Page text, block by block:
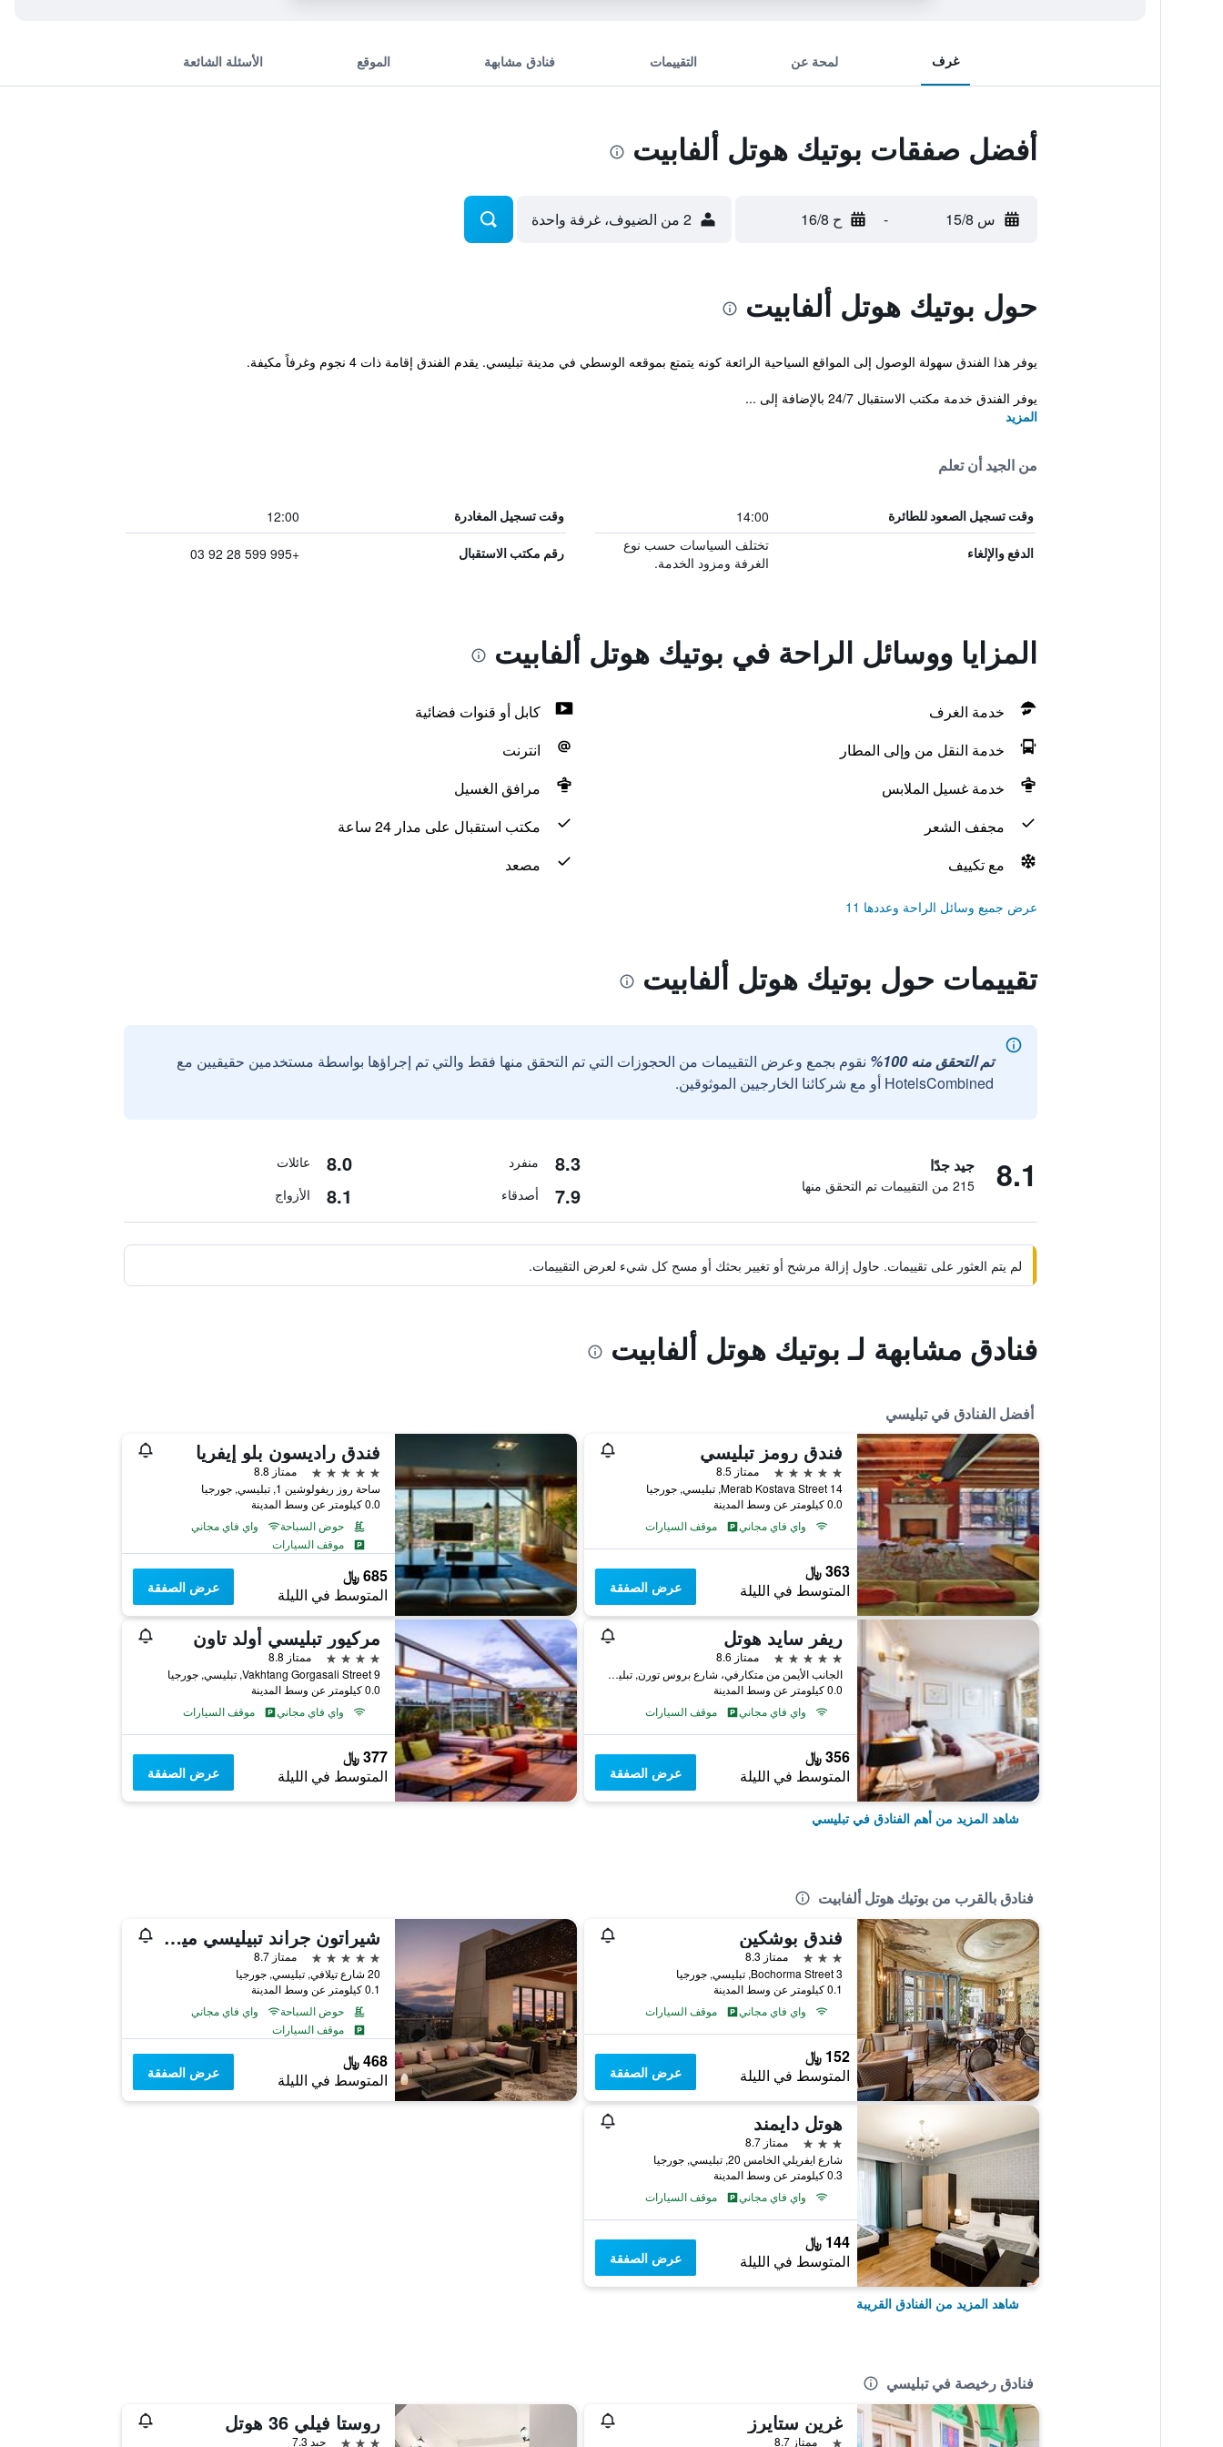
غرف لمحة عن التقييمات فنادق مشابهة الموقع الأسئلة الشائعة
أفضل صفقات بوتيك هوتل ألفابيت
س 15/8 - ح 16/8 2 من الضيوف، غرفة واحدة
حول بوتيك هوتل ألفابيت
يوفر هذا الفندق سهولة الوصول إلى المواقع السياحية الرائعة كونه يتمتع بموقعه الوسطي في مدينة تبليسي. يقدم الفندق إقامة ذات 4 نجوم وغرفاً مكيفة.
يوفر الفندق خدمة مكتب الاستقبال 24/7 بالإضافة إلى ...
المزيد
من الجيد أن تعلم
وقت تسجيل الصعود للطائرة 14:00 وقت تسجيل المغادرة 12:00
الدفع والإلغاء
تختلف السياسات حسب نوع
الغرفة ومزود الخدمة.
رقم مكتب الاستقبال +995 599 28 92 03
المزايا ووسائل الراحة في بوتيك هوتل ألفابيت
خدمة الغرف
كابل أو قنوات فضائية
خدمة النقل من وإلى المطار
انترنت
خدمة غسيل الملابس
مرافق الغسيل
مجفف الشعر
مكتب استقبال على مدار 24 ساعة
مع تكييف
مصعد
عرض جميع وسائل الراحة وعددها 11
تقييمات حول بوتيك هوتل ألفابيت
تم التحقق منه 100%
نقوم بجمع وعرض التقييمات من الحجوزات التي تم التحقق منها فقط والتي تم إجراؤها بواسطة مستخدمين حقيقيين مع
HotelsCombined أو مع شركائنا الخارجيين الموثوقين.
8.1 جيد جدًا
215 من التقييمات تم التحقق منها
8.3 منفرد 8.0 عائلات
7.9 أصدقاء 8.1 الأزواج
لم يتم العثور على تقييمات. حاول إزالة مرشح أو تغيير بحثك أو مسح كل شيء لعرض التقييمات.
فنادق مشابهة لـ بوتيك هوتل ألفابيت
أفضل الفنادق في تبليسي
فندق رومز تبليسي
5 نجوم
ممتاز 8.5
14 Merab Kostava Street, تبليسي, جورجيا
0.0 كيلومتر عن وسط المدينة
واي فاي مجاني
موقف السيارات
363 ﷼
المتوسط في الليلة عرض الصفقة
فندق راديسون بلو إيفريا
5 نجوم
ممتاز 8.8
ساحة روز ريفولوشين 1, تبليسي, جورجيا
0.0 كيلومتر عن وسط المدينة
حوض السباحة
واي فاي مجاني
موقف السيارات
685 ﷼
المتوسط في الليلة عرض الصفقة
ريفر سايد هوتل
5 نجوم
ممتاز 8.6
الجانب الأيمن من متكارفي، شارع بروس تورن, تبليسي, جورجيا
0.0 كيلومتر عن وسط المدينة
واي فاي مجاني
موقف السيارات
356 ﷼
المتوسط في الليلة عرض الصفقة
مركيور تبليسي أولد تاون
4 نجوم
ممتاز 8.8
9 Vakhtang Gorgasali Street, تبليسي, جورجيا
0.0 كيلومتر عن وسط المدينة
واي فاي مجاني
موقف السيارات
377 ﷼
المتوسط في الليلة عرض الصفقة
شاهد المزيد من أهم الفنادق في تبليسي
فنادق بالقرب من بوتيك هوتل ألفابيت
فندق بوشكين
3 نجوم
ممتاز 8.3
Bochorma Street 3, تبليسي, جورجيا
0.1 كيلومتر عن وسط المدينة
واي فاي مجاني
موقف السيارات
152 ﷼
المتوسط في الليلة عرض الصفقة
شيراتون جراند تبيليسي ميتيتشي بالاس
5 نجوم
ممتاز 8.7
20 شارع تيلافي, تبليسي, جورجيا
0.1 كيلومتر عن وسط المدينة
حوض السباحة
واي فاي مجاني
موقف السيارات
468 ﷼
المتوسط في الليلة عرض الصفقة
هوتل دايمند
3 نجوم
ممتاز 8.7
شارع ايفريلي الخامس 20, تبليسي, جورجيا
0.3 كيلومتر عن وسط المدينة
واي فاي مجاني
موقف السيارات
144 ﷼
المتوسط في الليلة عرض الصفقة
شاهد المزيد من الفنادق القريبة
فنادق رخيصة في تبليسي
غرين ستايرز
نجمة واحدة
ممتاز 8.7
روستا فيلي 36 هوتل
3 نجوم جيد 7.3